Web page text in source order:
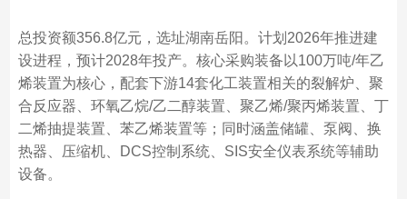
总投资额356.8亿元，选址湖南岳阳。计划2026年推进建
设进程，预计2028年投产。核心采购装备以100万吨/年乙
烯装置为核心，配套下游14套化工装置相关的裂解炉、聚
合反应器、环氧乙烷/乙二醇装置、聚乙烯/聚丙烯装置、丁
二烯抽提装置、苯乙烯装置等；同时涵盖储罐、泵阀、换
热器、压缩机、DCS控制系统、SIS安全仪表系统等辅助
设备。